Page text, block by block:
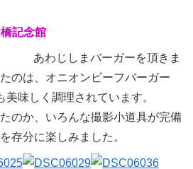
記念館
あわじしまバーガーを頂きま
のは、オニオンビーフバーガー
味しく調理されています。
のか、いろんな撮影小道具が完備
存分に楽しみました。